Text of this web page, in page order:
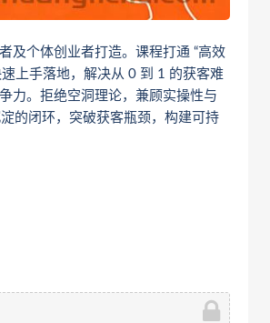
及个体创业者打造。课程打通 “高效
上手落地，解决从 0 到 1 的获客难
力。拒绝空洞理论，兼顾实操性与
的闭环，突破获客瓶颈，构建可持